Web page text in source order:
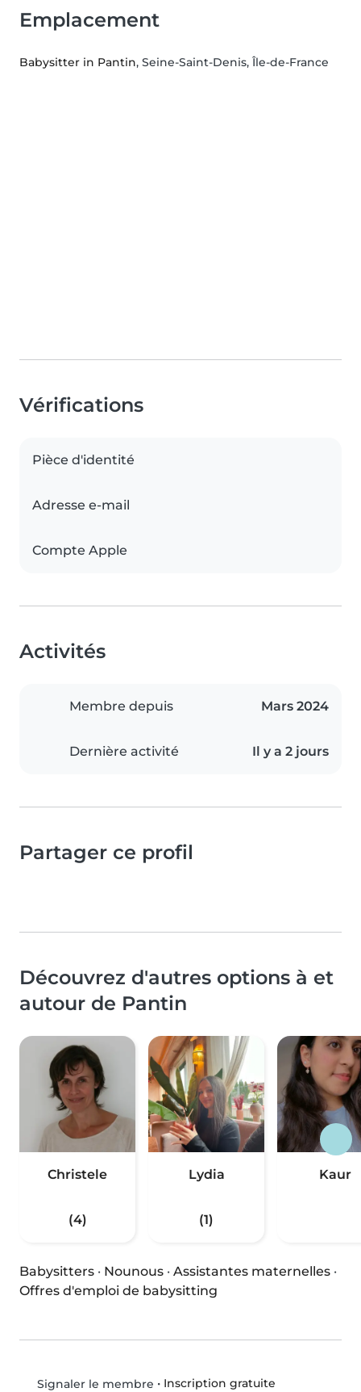
Emplacement
Babysitter in Pantin, Seine-Saint-Denis, Île-de-France
Vérifications
Pièce d'identité
Adresse e-mail
Compte Apple
Activités
Membre depuis Mars 2024
Dernière activité Il y a 2 jours
Partager ce profil
Découvrez d'autres options à et
autour de Pantin
Christele
(4)
Lydia
(1)
Kaur
Babysitters · Nounous · Assistantes maternelles ·
Offres d'emploi de babysitting
Signaler le membre • Inscription gratuite